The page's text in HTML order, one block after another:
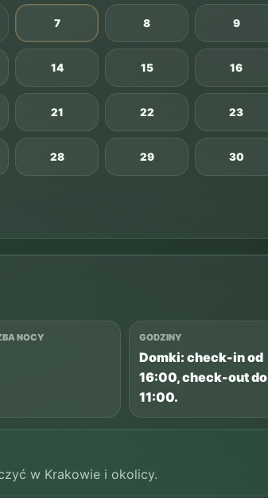
7 8 9
14 15 16
21 22 23
28 29 30
NOCY GODZINY
Domki: check-in od
16:00, check-out do
11:00.
w Krakowie i okolicy.